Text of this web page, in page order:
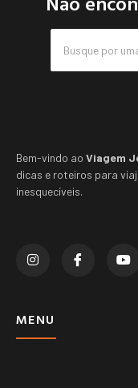
Bem-vindo ao Viagem
dicas e roteiros para
inesquecíveis.
MENU